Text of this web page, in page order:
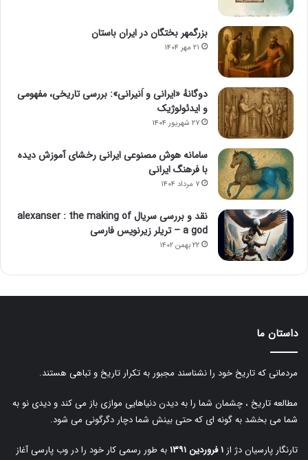
بزرگمهر بختگان در ایران باستان
۲۱ مهر ۱۴۰۴
دوگانهٔ «ایرانی و اَنیرانی»: بررسی تاریخی، مفهومی
و ایدئولوژیک
۲۷ شهریور ۱۴۰۴
سامانه هوش مصنوعی ایرانی رخشای آموزش دیده
با فرهنگ ایرانی
۷ مرداد ۱۴۰۴
نقد و بررسی سریال alexanser : the making of
a god – تریلر زیرنویس فارسی
۲۲ بهمن ۱۴۰۲
داستان ما
مردمانی که تاریخ خود را نشناسند مجبور به تکرار تاریخ و تباهی هستند.
مطالعه تاریخ ، چشمان شما را به دیدن دنیاهایی موازی باز می کند و دیدی نو به
شما می بخشد به گونه ای که حتی بینش شما دچار دگرگونی می شود.
تارنگار پارسیان دژ از۱ فروردین ۱۳۹۱
به طور رسمی کار خود را در وب پارسی آغاز